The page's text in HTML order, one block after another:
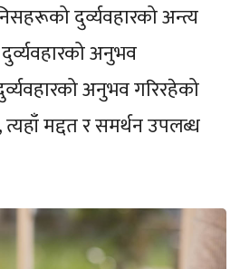
दुर्व्यवहारको अन्त्य
अनुभव
अनुभव गरिरहेको
मद्दत र समर्थन उपलब्ध